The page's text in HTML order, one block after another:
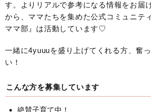
す。よりリアルで参考になる情報をお届
から、ママたちを集めた公式コミュニテ
ママ部』は活動しています♡
一緒に4yuuuを盛り上げてくれる方、奮
い！
こんな方を募集しています
絶賛子育て中！